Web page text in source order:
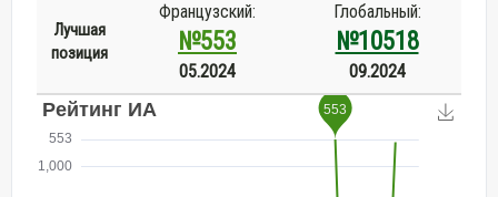
Лучшая
позиция
Французский:
№553
05.2024
Глобальный:
№10518
09.2024